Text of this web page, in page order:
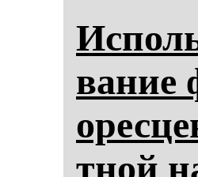
ва­ние
тной